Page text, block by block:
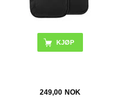
249,00 NOK